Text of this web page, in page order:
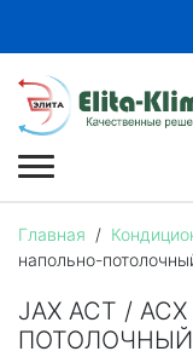
Главная /
напольно-
JAX ACT /
ПОТОЛОЧНЫЙ